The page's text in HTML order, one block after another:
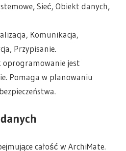
Sieć, Obiekt danych,
Komunikacja,
Przypisanie.
oprogramowanie jest
Pomaga w planowaniu
całość w ArchiMate.